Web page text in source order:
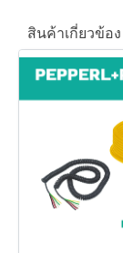
สินค้าเกี่ยวข้อง